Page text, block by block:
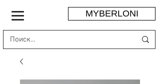
MYBERLONI